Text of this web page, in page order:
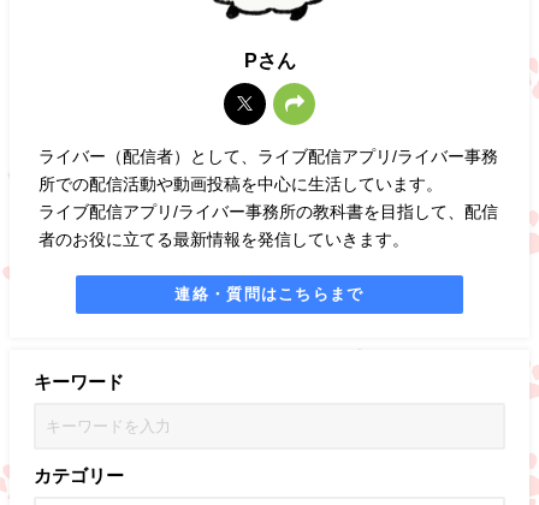
Pさん
ライバー（配信者）として、ライブ配信アプリ/ライバー事務
所での配信活動や動画投稿を中心に生活しています。
ライブ配信アプリ/ライバー事務所の教科書を目指して、配信
者のお役に立てる最新情報を発信していきます。
連絡・質問はこちらまで
キーワード
カテゴリー